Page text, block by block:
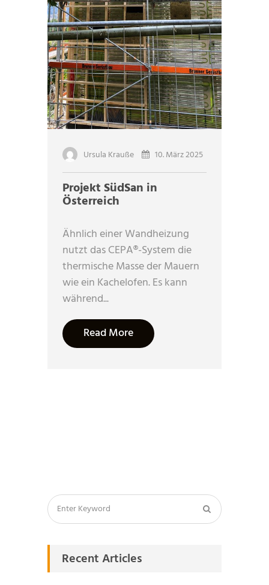
Ursula Krauße 10. März 2025
Projekt SüdSan in
Österreich
Ähnlich einer Wandheizung
nutzt das CEPA®-System die
thermische Masse der Mauern
wie ein Kachelofen. Es kann
während...
Read More
Recent Articles